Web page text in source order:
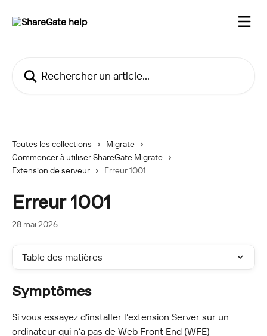
Toutes les collections
Migrate
Commencer à utiliser ShareGate Migrate
Extension de serveur
Erreur 1001
Erreur 1001
28 mai 2026
Table des matières
Symptômes
Si vous essayez d’installer l’extension Server sur un
ordinateur qui n’a pas de Web Front End (WFE)